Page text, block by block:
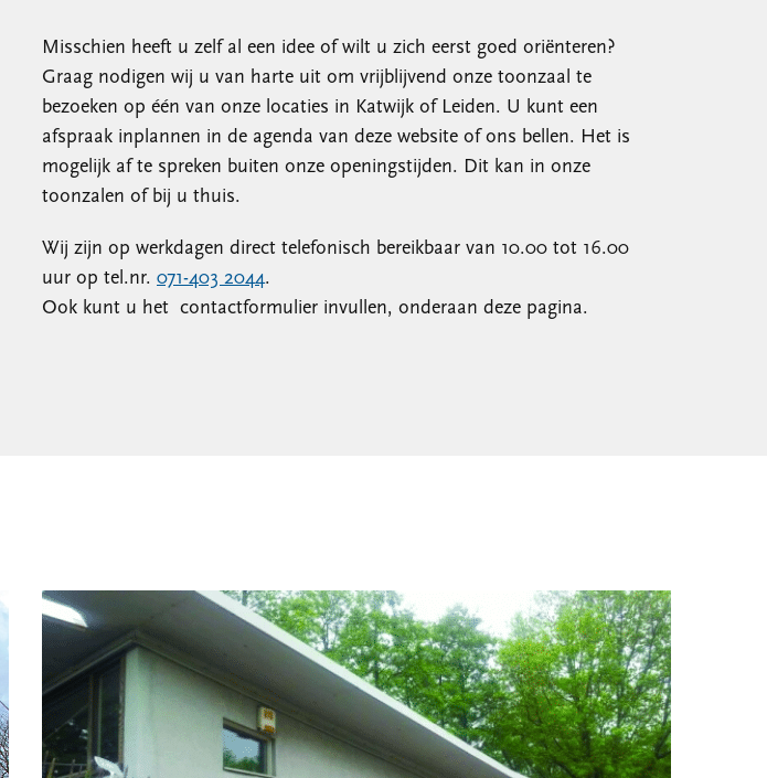
Misschien heeft u zelf al een idee of wilt u zich eerst goed oriënteren?
Graag nodigen wij u van harte uit om vrijblijvend onze toonzaal te
bezoeken op één van onze locaties in Katwijk of Leiden. U kunt een
afspraak inplannen in de agenda van deze website of ons bellen. Het is
mogelijk af te spreken buiten onze openingstijden. Dit kan in onze
toonzalen of bij u thuis.
Wij zijn op werkdagen direct telefonisch bereikbaar van 10.00 tot 16.00
uur op tel.nr. 071-403 2044.
Ook kunt u het contactformulier invullen, onderaan deze pagina.